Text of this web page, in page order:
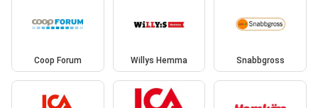
Coop Forum Willys Hemma Snabbgross